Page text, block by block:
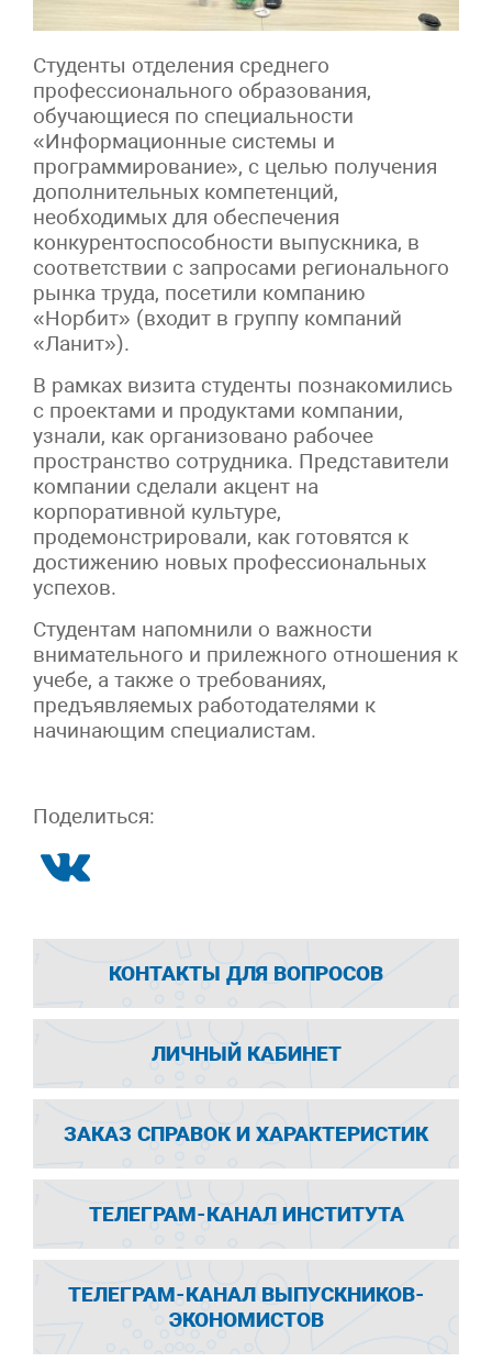
Студенты отделения среднего
профессионального образования,
обучающиеся по специальности
«Информационные системы и
программирование», с целью получения
дополнительных компетенций,
необходимых для обеспечения
конкурентоспособности выпускника, в
соответствии с запросами регионального
рынка труда, посетили компанию
«Норбит» (входит в группу компаний
«Ланит»).
В рамках визита студенты познакомились
с проектами и продуктами компании,
узнали, как организовано рабочее
пространство сотрудника. Представители
компании сделали акцент на
корпоративной культуре,
продемонстрировали, как готовятся к
достижению новых профессиональных
успехов.
Студентам напомнили о важности
внимательного и прилежного отношения к
учебе, а также о требованиях,
предъявляемых работодателями к
начинающим специалистам.
Поделиться:
КОНТАКТЫ ДЛЯ ВОПРОСОВ
ЛИЧНЫЙ КАБИНЕТ
ЗАКАЗ СПРАВОК И ХАРАКТЕРИСТИК
ТЕЛЕГРАМ-КАНАЛ ИНСТИТУТА
ТЕЛЕГРАМ-КАНАЛ ВЫПУСКНИКОВ-
ЭКОНОМИСТОВ